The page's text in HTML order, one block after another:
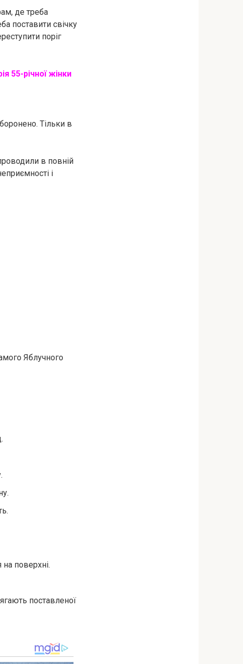
де треба
поставити свічку
поріг
55-річної жінки
Тільки в
в повній
і
Яблучного
поверхні.
поставленої